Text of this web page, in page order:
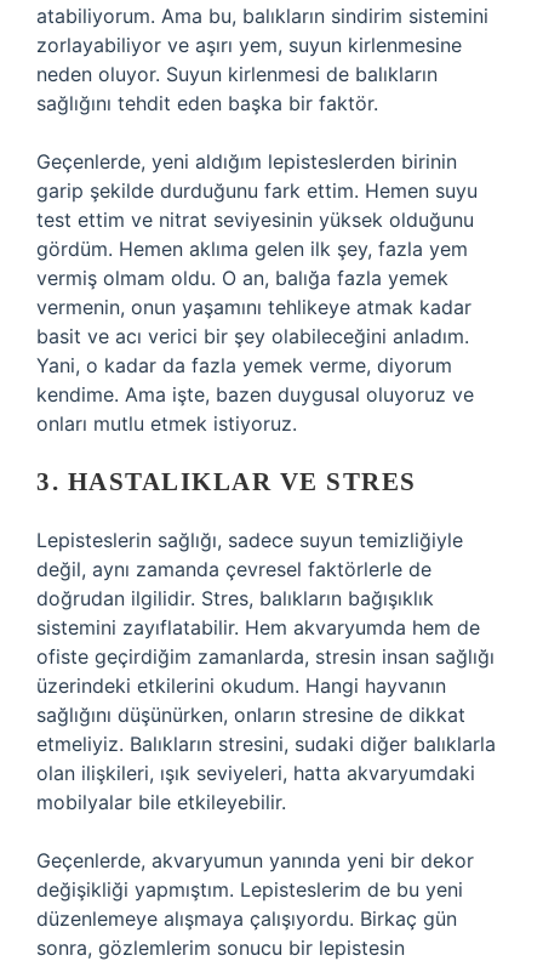
atabiliyorum. Ama bu, balıkların sindirim sistemini
zorlayabiliyor ve aşırı yem, suyun kirlenmesine
neden oluyor. Suyun kirlenmesi de balıkların
sağlığını tehdit eden başka bir faktör.
Geçenlerde, yeni aldığım lepisteslerden birinin
garip şekilde durduğunu fark ettim. Hemen suyu
test ettim ve nitrat seviyesinin yüksek olduğunu
gördüm. Hemen aklıma gelen ilk şey, fazla yem
vermiş olmam oldu. O an, balığa fazla yemek
vermenin, onun yaşamını tehlikeye atmak kadar
basit ve acı verici bir şey olabileceğini anladım.
Yani, o kadar da fazla yemek verme, diyorum
kendime. Ama işte, bazen duygusal oluyoruz ve
onları mutlu etmek istiyoruz.
3. HASTALIKLAR VE STRES
Lepisteslerin sağlığı, sadece suyun temizliğiyle
değil, aynı zamanda çevresel faktörlerle de
doğrudan ilgilidir. Stres, balıkların bağışıklık
sistemini zayıflatabilir. Hem akvaryumda hem de
ofiste geçirdiğim zamanlarda, stresin insan sağlığı
üzerindeki etkilerini okudum. Hangi hayvanın
sağlığını düşünürken, onların stresine de dikkat
etmeliyiz. Balıkların stresini, sudaki diğer balıklarla
olan ilişkileri, ışık seviyeleri, hatta akvaryumdaki
mobilyalar bile etkileyebilir.
Geçenlerde, akvaryumun yanında yeni bir dekor
değişikliği yapmıştım. Lepisteslerim de bu yeni
düzenlemeye alışmaya çalışıyordu. Birkaç gün
sonra, gözlemlerim sonucu bir lepistesin